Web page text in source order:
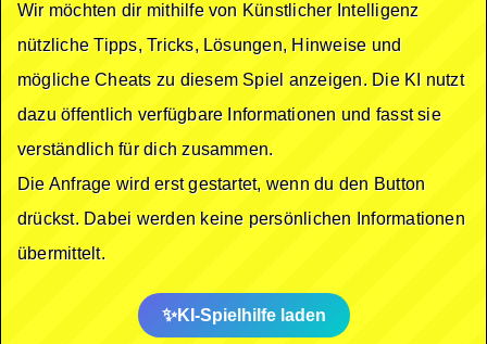
Wir möchten dir mithilfe von Künstlicher Intelligenz
nützliche Tipps, Tricks, Lösungen, Hinweise und
mögliche Cheats zu diesem Spiel anzeigen. Die KI nutzt
dazu öffentlich verfügbare Informationen und fasst sie
verständlich für dich zusammen.
Die Anfrage wird erst gestartet, wenn du den Button
drückst. Dabei werden keine persönlichen Informationen
übermittelt.
KI-Spielhilfe laden